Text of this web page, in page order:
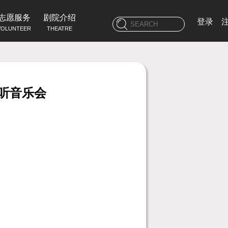
愿服务 剧院介绍
THEATRE
登录
音乐会